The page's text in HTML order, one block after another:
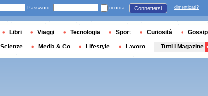
Password ricorda Connettersi dimenticati?
Libri Viaggi Tecnologia Sport Curiosità Gossip
Scienze Media & Co Lifestyle Lavoro Tutti i Magazine